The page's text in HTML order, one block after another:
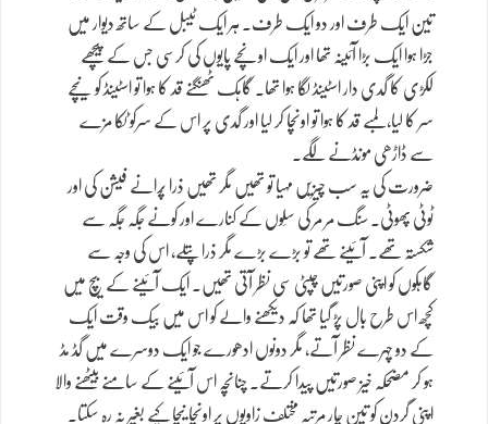
تین ایک طرف اور دو ایک طرف۔ ہر ایک ٹیبل کے ساتھ دیوار میں
جڑا ہوا ایک بڑا آئینہ تھا اور ایک اونچے پایوں کی کرسی جس کے پیچھے
لکڑی کا گدی دار اسٹینڈ لگا ہوا تھا۔ گاہک ٹھنگنے قد کا ہوا تو اسٹینڈ کو نیچے
سر کا لیا، لمبے قد کا ہوا تو اونچا کر لیا اور گدی پر اس کے سرکو ٹکا مزے
سے ڈاڑھی مونڈنے لگے۔
ضرورت کی یہ سب چیزیں مہیا تو تھیں مگر تھیں ذرا پُرانے فیشن کی اور
ٹوٹی پھوٹی۔ سنگ مر مر کی سِلوں کے کنارے اور کونے جگہ جگہ سے
شکستہ تھے۔ آئینے تھے تو بڑے بڑے مگر ذرا پتلے، اس کی وجہ سے
گاہکوں کو اپنی صورتیں چپٹی سی نظر آتی تھیں۔ ایک آئینے کے بیچ میں
کچھ اس طرح بال پڑ گیا تھا کہ دیکھنے والے کو اس میں بیک وقت ایک
کے دو چہرے نظر آتے، مگر دونوں ادھورے جو ایک دوسرے میں گڈ مڈ
ہو کر مضحکہ خیز صورتیں پیدا کرتے۔ چنانچہ اس آئینے کے سامنے بیٹھنے والا
اپنی گردن کو تین چار مرتبہ مختلف زاویوں پر اونچا نیچا کیے بغیر نہ رہ سکتا۔